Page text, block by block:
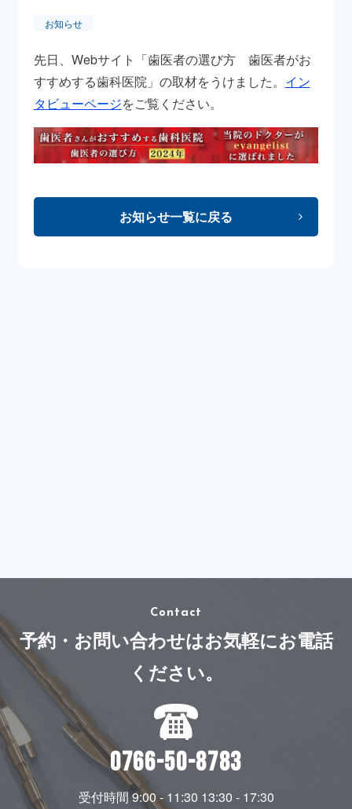
お知らせ
先日、Webサイト「歯医者の選び方 歯医者がお
すすめする歯科医院」の取材をうけました。 イン
タビューページをご覧ください。
お知らせ一覧に戻る
予約・お問い合わせはお気軽にお電話
ください。
Contact
0766-50-8783
受付時間 9:00 - 11:30 13:30 - 17:30